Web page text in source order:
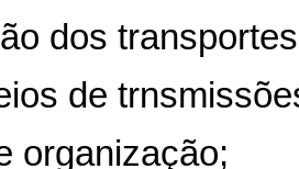
dos
de
organização;